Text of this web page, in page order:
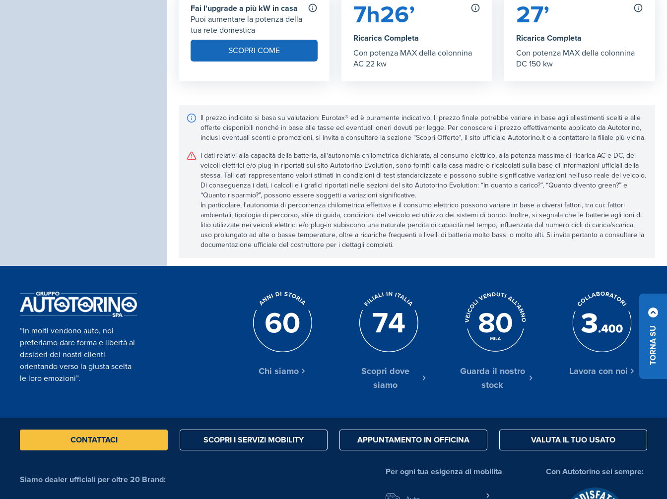
Fai l'upgrade a più kW in casa
Puoi aumentare la potenza della
tua rete domestica
SCOPRI COME
7h26’
Ricarica Completa
Con potenza MAX della colonnina
AC 22 kw
27’
Ricarica Completa
Con potenza MAX della colonnina
DC 150 kw
Il prezzo indicato si basa su valutazioni Eurotax® ed è puramente indicativo. Il prezzo finale potrebbe variare in base agli allestimenti scelti e alle
offerte disponibili nonché in base alle tasse ed eventuali oneri dovuti per legge. Per conoscere il prezzo effettivamente applicato da Autotorino,
inclusi eventuali sconti e promozioni, si invita a consultare la sezione "Scopri Offerte", il sito ufficiale Autotorino.it o a contattare la filiale più vicina.
I dati relativi alla capacità della batteria, all'autonomia chilometrica dichiarata, al consumo elettrico, alla potenza massima di ricarica AC e DC, dei
veicoli elettrici e/o plug-in riportati sul sito Autotorino Evolution, sono forniti dalla casa madre o ricalcolati sulla base di informazioni ufficiali della
stessa. Tali dati rappresentano valori stimati in condizioni di test standardizzate e possono subire significative variazioni nell'uso reale del veicolo.
Di conseguenza i dati, i calcoli e i grafici riportati nelle sezioni del sito Autotorino Evolution: “In quanto a carico?”, “Quanto divento green?” e
“Quanto risparmio?”, possono essere soggetti a variazioni significative.
In particolare, l'autonomia di percorrenza chilometrica effettiva e il consumo elettrico possono variare in base a diversi fattori, tra cui: fattori
ambientali, tipologia di percorso, stile di guida, condizioni del veicolo ed utilizzo dei sistemi di bordo. Inoltre, si segnala che le batterie agli ioni di
litio utilizzate nei veicoli elettrici e/o plug-in subiscono una naturale perdita di capacità nel tempo, influenzata dal numero cicli di carica/scarica,
uso prolungato ad alte o basse temperature, oltre a ricariche frequenti a livelli di batteria molto bassi o molto alti. Si invita pertanto a consultare la
documentazione ufficiale del costruttore per i dettagli completi.
“In molti vendono auto, noi
preferiamo dare forma e libertà ai
desideri dei nostri clienti
orientando verso la giusta scelta
le loro emozioni”.
Chi siamo
Scopri dove
siamo
Guarda il nostro
stock
Lavora con noi
TORNA SU
CONTATTACI SCOPRI I SERVIZI MOBILITY APPUNTAMENTO IN OFFICINA VALUTA IL TUO USATO
Siamo dealer ufficiali per oltre 20 Brand:
Per ogni tua esigenza di mobilita Con Autotorino sei sempre: